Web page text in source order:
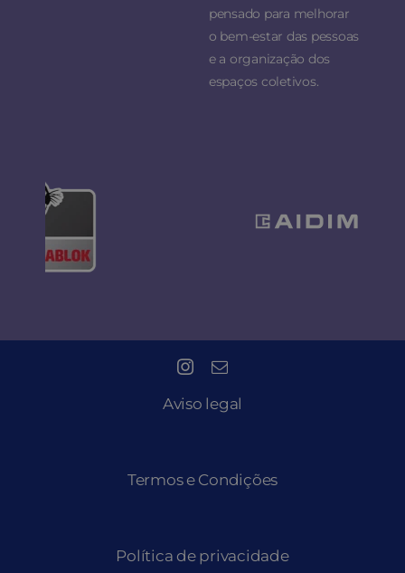
pensado para melhorar
o bem-estar das pessoas
e a organização dos
espaços coletivos.
Aviso legal
Termos e Condições
Política de privacidade